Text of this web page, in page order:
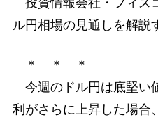
ル円相場の見通しを解説
＊ ＊ ＊
今週のドル円は底堅い
利がさらに上昇した場合